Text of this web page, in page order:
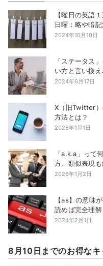
【曜日の英語
日曜：略や暗
2024年10月10日
「ステータス
い方と言い換え
2024年6月17日
X（旧Twitter）
方法とは？
2026年1月1日
「a.k.a」って
方、類似表現も
2026年1月2日
【as】の意味
読めば完全理解
2024年2月1日
8月10日までのお得なキ